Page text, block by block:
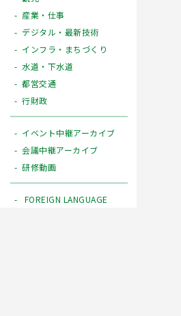
産業・仕事
デジタル・最新技術
インフラ・まちづくり
水道・下水道
都営交通
行財政
イベント中継アーカイブ
会議中継アーカイブ
研修動画
FOREIGN LANGUAGE